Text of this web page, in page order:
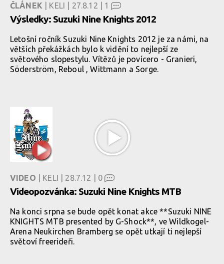
ČLÁNEK | KELI | 27.8.12 | 1
Výsledky: Suzuki Nine Knights 2012
Letošní ročník Suzuki Nine Knights 2012 je za námi, na
větších překážkách bylo k vidění to nejlepší ze
světového slopestylu. Vítězů je povícero - Granieri,
Söderström, Reboul , Wittmann a Sorge.
VIDEO | KELI | 28.7.12 | 0
Videopozvánka: Suzuki Nine Knights MTB
Na konci srpna se bude opět konat akce **Suzuki NINE
KNIGHTS MTB presented by G-Shock**, ve Wildkogel-
Arena Neukirchen Bramberg se opět utkají ti nejlepší
světoví freerideři.